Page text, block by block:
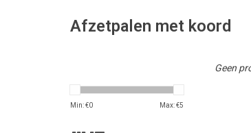
Afzetpalen met koord
Min: €0 Max: €5
Geen